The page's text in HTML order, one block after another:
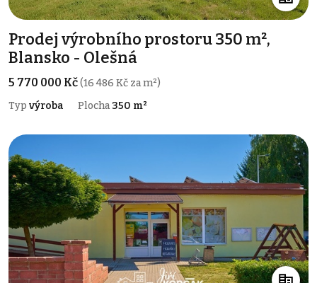
Prodej výrobního prostoru 350 m²,
Blansko - Olešná
5 770 000 Kč(16 486 Kč za m²)
Typ výroba Plocha 350 m²